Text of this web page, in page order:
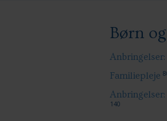
Børn
Familiepleje
140